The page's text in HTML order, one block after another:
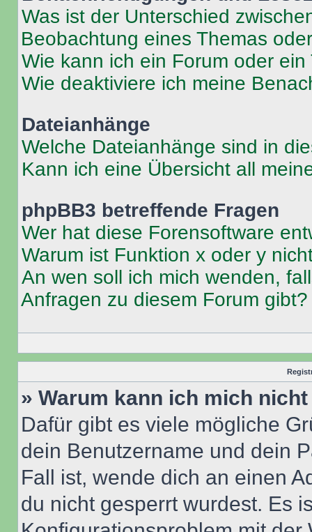
Was ist der Unterschied
Beobachtung eines Themas
Wie kann ich ein Forum oder
Wie deaktiviere ich meine
Dateianhänge
Welche Dateianhänge sind in
Kann ich eine Übersicht all
phpBB3 betreffende Fragen
Wer hat diese Forensoftware
Warum ist Funktion x oder y
An wen soll ich mich wenden,
Anfragen zu diesem Forum gibt?
» Warum kann ich mich
Dafür gibt es viele mögliche
dein Benutzername und dein
Fall ist, wende dich an einen
du nicht gesperrt wurdest. Es